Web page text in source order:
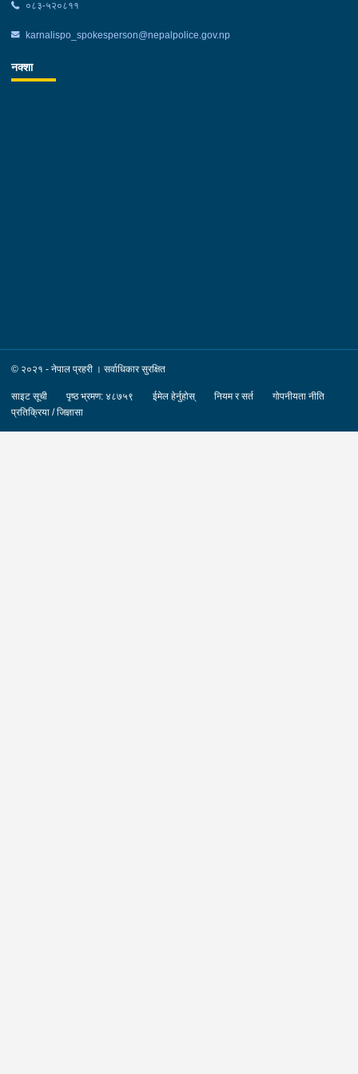
०८३-५२०८११
karnalispo_spokesperson@nepalpolice.gov.np
नक्शा
© २०२१ - नेपाल प्रहरी । सर्वाधिकार सुरक्षित
साइट सूची पृष्ठ भ्रमण: ४८७५९ ईमेल हेर्नुहोस् नियम र सर्त
गोपनीयता नीति
प्रतिक्रिया / जिज्ञासा